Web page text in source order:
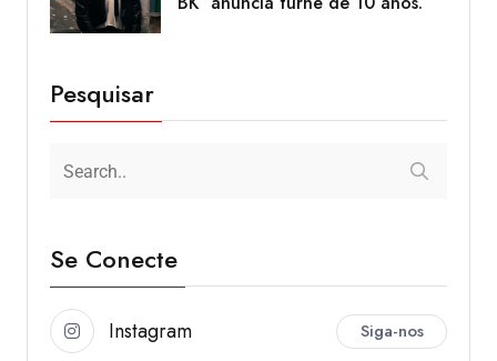
Pesquisar
Se Conecte
Instagram Siga-nos